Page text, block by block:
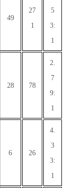
49
27
1
5
3:
1
28 78
2.
7
9:
1
6 26
4.
3
3:
1